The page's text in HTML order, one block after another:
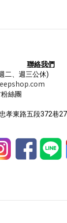
聯絡我們
二、週三公休)
絲團
孝東路五段372巷